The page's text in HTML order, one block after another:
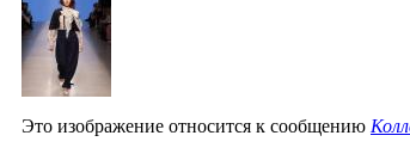
Это изображение относится к сообщению